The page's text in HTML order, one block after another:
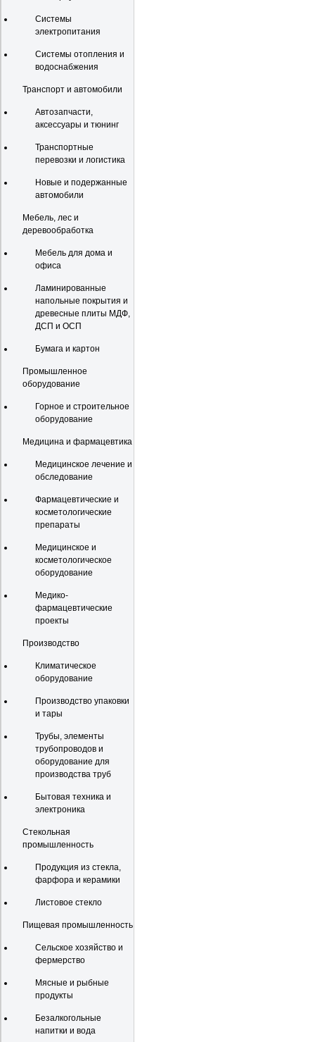
Системы
электропитания
Системы отопления и
водоснабжения
Транспорт и автомобили
Автозапчасти,
аксессуары и тюнинг
Транспортные
перевозки и логистика
Новые и подержанные
автомобили
Мебель, лес и
деревообработка
Мебель для дома и
офиса
Ламинированные
напольные покрытия и
древесные плиты МДФ,
ДСП и ОСП
Бумага и картон
Промышленное
оборудование
Горное и строительное
оборудование
Медицина и фармацевтика
Медицинское лечение и
обследование
Фармацевтические и
косметологические
препараты
Медицинское и
косметологическое
оборудование
Медико-
фармацевтические
проекты
Производство
Климатическое
оборудование
Производство упаковки
и тары
Трубы, элементы
трубопроводов и
оборудование для
производства труб
Бытовая техника и
электроника
Стекольная
промышленность
Продукция из стекла,
фарфора и керамики
Листовое стекло
Пищевая промышленность
Сельское хозяйство и
фермерство
Мясные и рыбные
продукты
Безалкогольные
напитки и вода